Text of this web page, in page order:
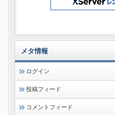
メタ情報
ログイン
投稿フィード
コメントフィード